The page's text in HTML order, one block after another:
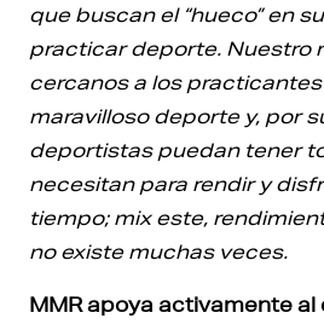
que buscan el “hueco” en
practicar deporte. Nuestro
cercanos a los
maravilloso deporte y, por
deportistas puedan tener
necesitan para rendir y
tiempo; mix este,
no existe muchas veces.
MMR apoya activamente